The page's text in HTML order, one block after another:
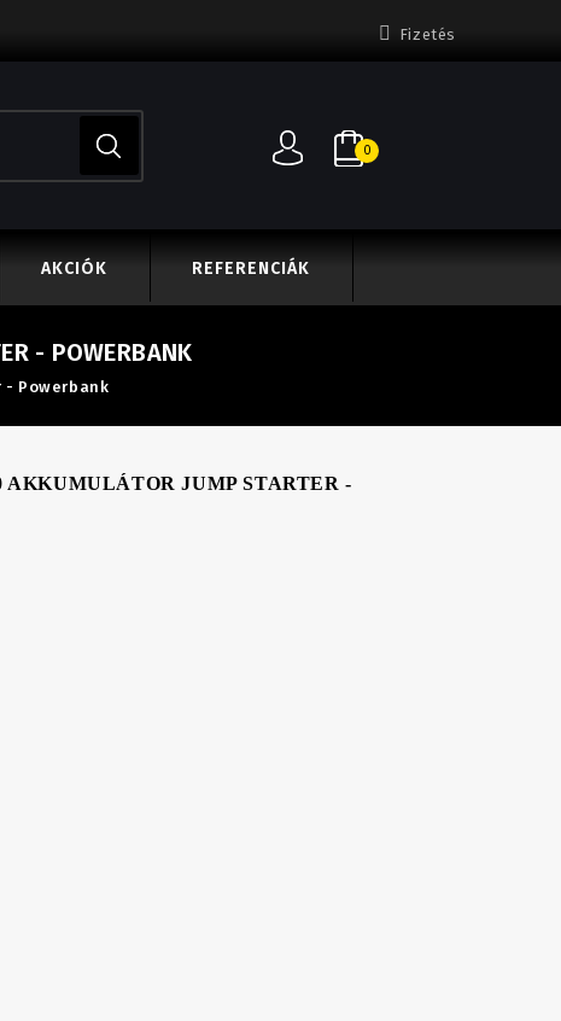
Fizetés
0
AKCIÓK REFERENCIÁK
- POWERBANK
- Powerbank
AKKUMULÁTOR JUMP STARTER -